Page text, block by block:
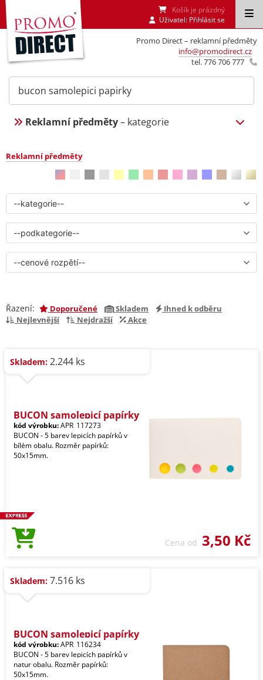
Promo Direct – reklamní předměty
info@promodirect.cz
tel. 776 706 777
Košík je prázdný
Uživatel: Přihlásit se
Reklamní předměty– kategorie
Reklamní předměty
Řazení: Doporučené Skladem
Ihned k odběru
Nejlevnější
Nejdražší Akce
Skladem: 2.244 ks
BUCON samolepicí papírky
kód výrobku:APR_117273
BUCON - 5 barev lepicích papírků v
bílém obalu. Rozměr papírků:
50x15mm.
Cena od 3,50 Kč
Skladem: 7.516 ks
BUCON samolepicí papírky
kód výrobku:APR_116234
BUCON - 5 barev lepicích papírků v
natur obalu. Rozměr papírků:
50x15mm.